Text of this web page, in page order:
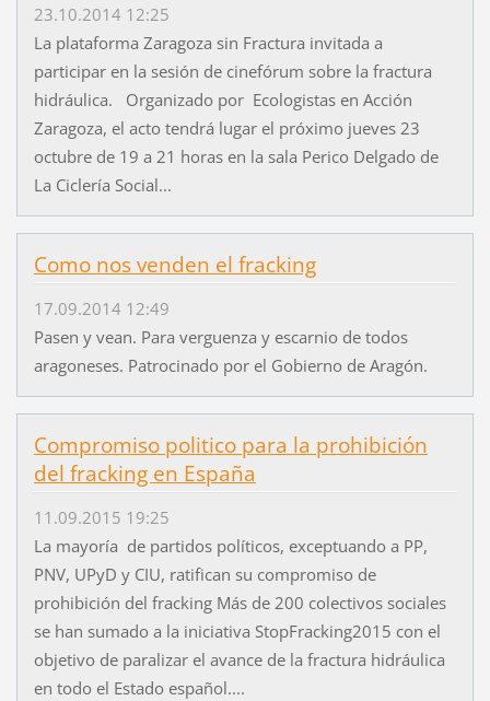
23.10.2014 12:25
La plataforma Zaragoza sin Fractura invitada a
participar en la sesión de cinefórum sobre la fractura
hidráulica. Organizado por Ecologistas en Acción
Zaragoza, el acto tendrá lugar el próximo jueves 23
octubre de 19 a 21 horas en la sala Perico Delgado de
La Ciclería Social...
Como nos venden el fracking
17.09.2014 12:49
Pasen y vean. Para verguenza y escarnio de todos
aragoneses. Patrocinado por el Gobierno de Aragón.
Compromiso politico para la prohibición
del fracking en España
11.09.2015 19:25
La mayoría de partidos políticos, exceptuando a PP,
PNV, UPyD y CIU, ratifican su compromiso de
prohibición del fracking Más de 200 colectivos sociales
se han sumado a la iniciativa StopFracking2015 con el
objetivo de paralizar el avance de la fractura hidráulica
en todo el Estado español....